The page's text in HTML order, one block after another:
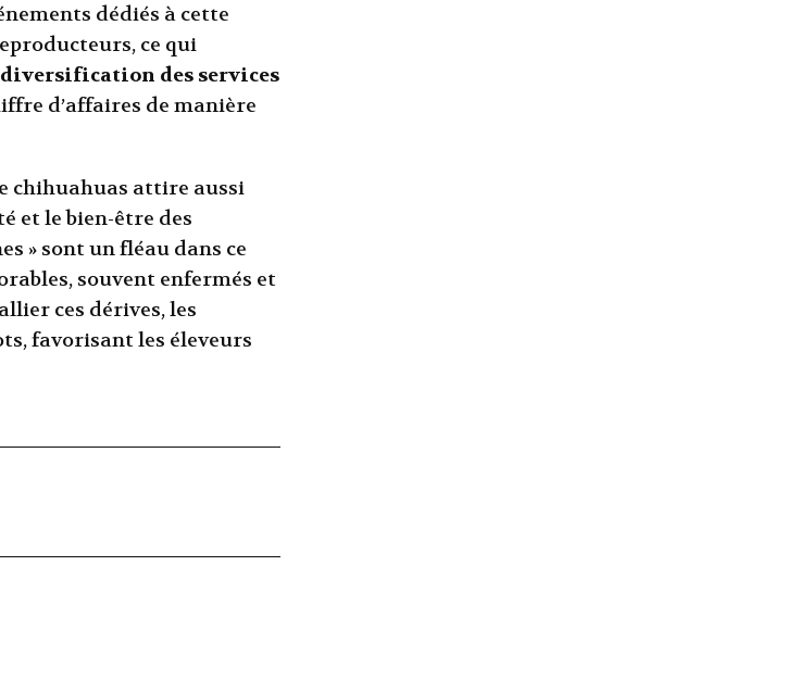
dédiés à cette
ce qui
diversification des services
d’affaires de manière
chihuahuas attire aussi
et le bien-être des
» sont un fléau dans ce
souvent enfermés et
ces dérives, les
favorisant les éleveurs